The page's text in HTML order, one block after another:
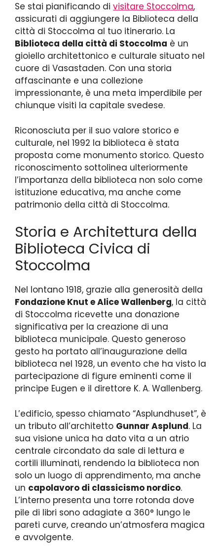
Se stai pianificando di visitare Stoccolma,
assicurati di aggiungere la Biblioteca della
città di Stoccolma al tuo itinerario. La
Biblioteca della città di Stoccolma è un
gioiello architettonico e culturale situato nel
cuore di Vasastaden. Con una storia
affascinante e una collezione
impressionante, è una meta imperdibile per
chiunque visiti la capitale svedese.
Riconosciuta per il suo valore storico e
culturale, nel 1992 la biblioteca è stata
proposta come monumento storico. Questo
riconoscimento sottolinea ulteriormente
l’importanza della biblioteca non solo come
istituzione educativa, ma anche come
patrimonio della città di Stoccolma.
Storia e Architettura della
Biblioteca Civica di
Stoccolma
Nel lontano 1918, grazie alla generosità della
Fondazione Knut e Alice Wallenberg, la città
di Stoccolma ricevette una donazione
significativa per la creazione di una
biblioteca municipale. Questo generoso
gesto ha portato all’inaugurazione della
biblioteca nel 1928, un evento che ha visto la
partecipazione di figure eminenti come il
principe Eugen e il direttore K. A. Wallenberg.
L’edificio, spesso chiamato “Asplundhuset”, è
un tributo all’architetto Gunnar Asplund. La
sua visione unica ha dato vita a un atrio
centrale circondato da sale di lettura e
cortili illuminati, rendendo la biblioteca non
solo un luogo di apprendimento, ma anche
un capolavoro di classicismo nordico.
L’interno presenta una torre rotonda dove
pile di libri sono adagiate a 360° lungo le
pareti curve, creando un’atmosfera magica
e avvolgente.